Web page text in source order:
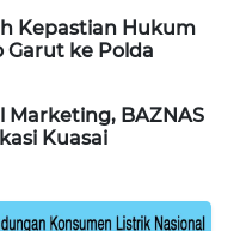
Kepastian Hukum
Garut ke Polda
Marketing, BAZNAS
Kuasai